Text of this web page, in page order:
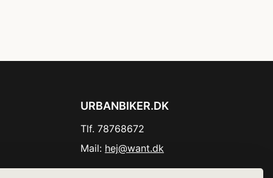
URBANBIKER.DK
Tlf. 78768672
Mail: hej@want.dk